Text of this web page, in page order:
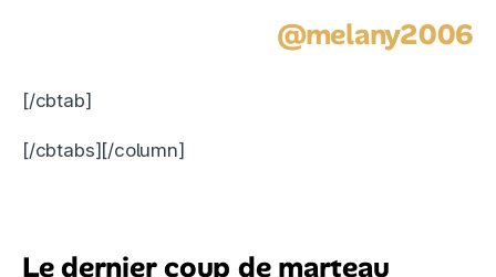
@melany2006
[/cbtab]
[/cbtabs] [/column]
Le dernier coup de marteau